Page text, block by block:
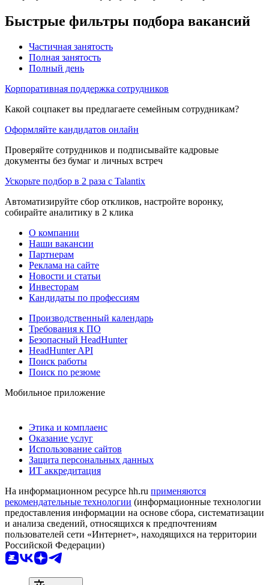
Быстрые фильтры подбора вакансий
Частичная занятость
Полная занятость
Полный день
Корпоративная поддержка сотрудников
Какой соцпакет вы предлагаете семейным сотрудникам?
Оформляйте кандидатов онлайн
Проверяйте сотрудников и подписывайте кадровые
документы без бумаг и личных встреч
Ускорьте подбор в 2 раза с Talantix
Автоматизируйте сбор откликов, настройте воронку,
собирайте аналитику в 2 клика
О компании
Наши вакансии
Партнерам
Реклама на сайте
Новости и статьи
Инвесторам
Кандидаты по профессиям
Производственный календарь
Требования к ПО
Безопасный HeadHunter
HeadHunter API
Поиск работы
Поиск по резюме
Мобильное приложение
Этика и комплаенс
Оказание услуг
Использование сайтов
Защита персональных данных
ИТ аккредитация
На информационном ресурсе hh.ru применяются
рекомендательные технологии (информационные технологии
предоставления информации на основе сбора, систематизации
и анализа сведений, относящихся к предпочтениям
пользователей сети «Интернет», находящихся на территории
Российской Федерации)